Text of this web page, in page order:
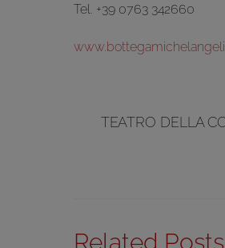
Tel. +39 0763 342660
TEATRO DELLA
Related Posts